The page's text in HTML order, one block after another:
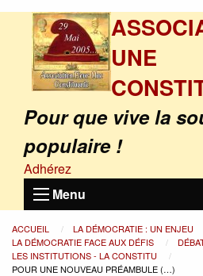
UNE
Pour que vive la
populaire !
Adhérez
Menu
ACCUEIL
LA DÉMOCRATIE : UN ENJEU
LA DÉMOCRATIE FACE AUX DÉFIS
LES INSTITUTIONS - LA CONSTITU
POUR UNE NOUVEAU PRÉAMBULE (…)